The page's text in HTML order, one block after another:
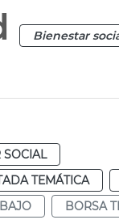
Bienestar
SOCIAL
TEMÁTICA
BORSA